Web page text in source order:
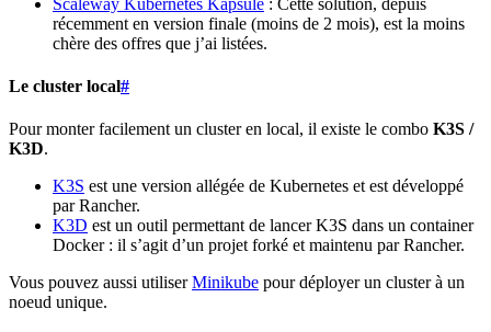
récemment en version finale (moins de 2 mois), est la moins
chère des offres que j’ai listées.
Le cluster local#
Pour monter facilement un cluster en local, il existe le combo K3S /
K3D.
K3S est une version allégée de Kubernetes et est développé
par Rancher.
K3D est un outil permettant de lancer K3S dans un container
Docker : il s’agit d’un projet forké et maintenu par Rancher.
Vous pouvez aussi utiliserMinikube pour déployer un cluster à un
noeud unique.